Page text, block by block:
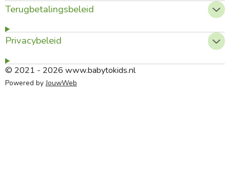
Terugbetalingsbeleid
Privacybeleid
© 2021 - 2026 www.babytokids.nl
Powered byJouwWeb